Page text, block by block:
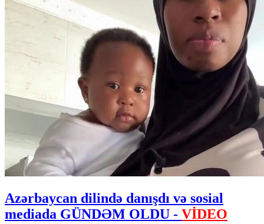
Azərbaycan dilində danışdı və sosial
mediada GÜNDƏM OLDU - VİDEO